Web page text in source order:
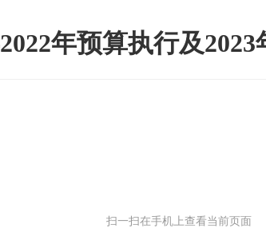
年预算执行及
扫一扫在手机上查看当前页面